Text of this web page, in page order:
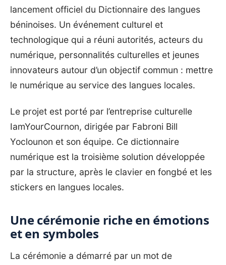
lancement officiel du Dictionnaire des langues
béninoises. Un événement culturel et
technologique qui a réuni autorités, acteurs du
numérique, personnalités culturelles et jeunes
innovateurs autour d’un objectif commun : mettre
le numérique au service des langues locales.
Le projet est porté par l’entreprise culturelle
IamYourCournon, dirigée par Fabroni Bill
Yoclounon et son équipe. Ce dictionnaire
numérique est la troisième solution développée
par la structure, après le clavier en fongbé et les
stickers en langues locales.
‎Une cérémonie riche en émotions
et en symboles
‎La cérémonie a démarré par un mot de